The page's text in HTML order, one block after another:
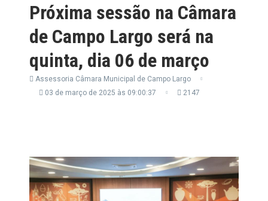
Próxima sessão na Câmara
de Campo Largo será na
quinta, dia 06 de março
Assessoria Câmara Municipal de Campo Largo
03 de março de 2025 às 09:00:37
2147